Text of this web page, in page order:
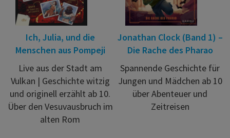
Ich, Julia, und die
Menschen aus Pompeji
Live aus der Stadt am
Vulkan | Geschichte witzig
und originell erzählt ab 10.
Über den Vesuvausbruch im
alten Rom
Jonathan Clock (Band 1) –
Die Rache des Pharao
Spannende Geschichte für
Jungen und Mädchen ab 10
über Abenteuer und
Zeitreisen